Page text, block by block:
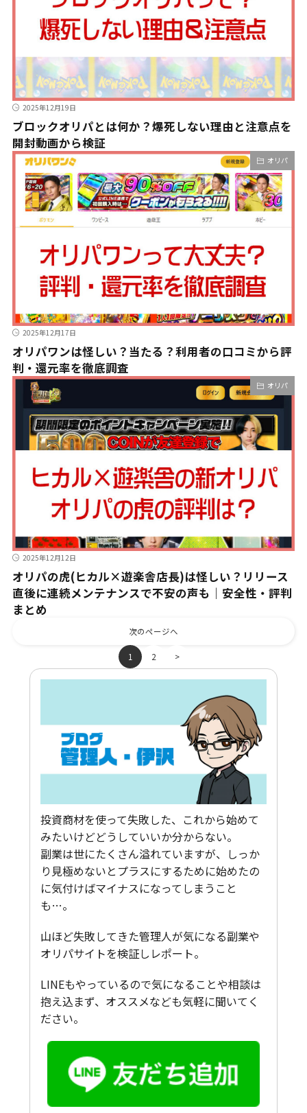
2025年12月19日
ブロックオリパとは何か？爆死しない理由と注意点を
開封動画から検証
オリパ
2025年12月17日
オリパワンは怪しい？当たる？利用者の口コミから評
判・還元率を徹底調査
オリパ
2025年12月12日
オリパの虎(ヒカル×遊楽舎店長)は怪しい？リリース
直後に連続メンテナンスで不安の声も｜安全性・評判
まとめ
次のページへ
1 2 >
投資商材を使って失敗した、これから始めて
みたいけどどうしていいか分からない。
副業は世にたくさん溢れていますが、しっか
り見極めないとプラスにするために始めたの
に気付けばマイナスになってしまうこと
も…。
山ほど失敗してきた管理人が気になる副業や
オリパサイトを検証しレポート。
LINEもやっているので気になることや相談は
抱え込まず、オススメなども気軽に聞いてく
ださい。